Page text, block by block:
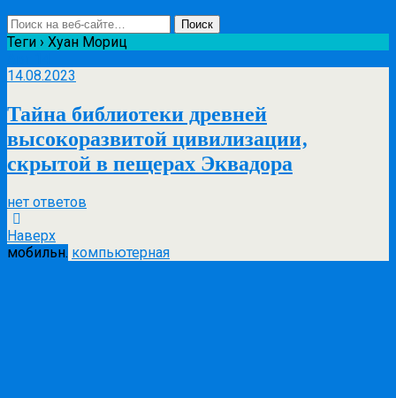
Теги › Хуан Мориц
14.08.2023
Тайна библиотеки древней
высокоразвитой цивилизации,
скрытой в пещерах Эквадора
нет ответов
Наверх
мобильн. компьютерная